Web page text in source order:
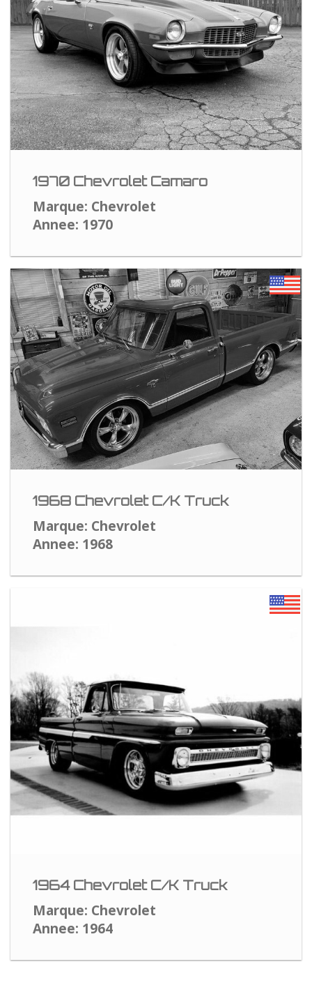
1970 Chevrolet Camaro
Marque: Chevrolet
Annee: 1970
1968 Chevrolet C/K Truck
Marque: Chevrolet
Annee: 1968
1964 Chevrolet C/K Truck
Marque: Chevrolet
Annee: 1964